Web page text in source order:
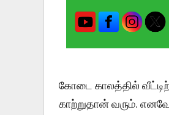
கோடை காலத்தில்
காற்றுதான் வரும்.